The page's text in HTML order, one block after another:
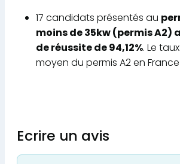
17 candidats présentés au
moins de 35kw (permis A2)
de réussite de 94,12%. Le
moyen du permis A2 en France
Ecrire un avis